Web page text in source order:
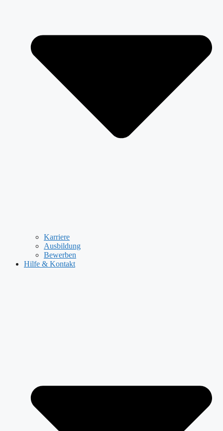
Karriere
Ausbildung
Bewerben
Hilfe & Kontakt